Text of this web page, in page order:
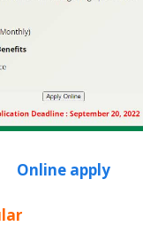
Online apply